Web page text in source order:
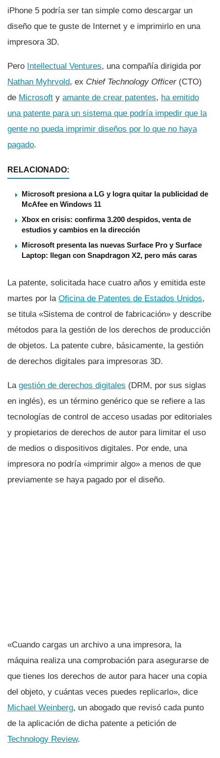
iPhone 5 podrí­a ser tan simple como descargar un
diseño que te guste de Internet y e imprimirlo en una
impresora 3D.
Pero Intellectual Ventures, una compañí­a dirigida por
Nathan Myhrvold, ex Chief Technology Officer(CTO)
de Microsoft y amante de crear patentes, ha emitido
una patente para un sistema que podrí­a impedir que la
gente no pueda imprimir diseños por lo que no haya
pagado.
RELACIONADO:
Microsoft presiona a LG y logra quitar la publicidad de
McAfee en Windows 11
Xbox en crisis: confirma 3.200 despidos, venta de
estudios y cambios en la dirección
Microsoft presenta las nuevas Surface Pro y Surface
Laptop: llegan con Snapdragon X2, pero más caras
La patente, solicitada hace cuatro años y emitida este
martes por la Oficina de Patentes de Estados Unidos,
se titula «Sistema de control de fabricación» y describe
métodos para la gestión de los derechos de producción
de objetos. La patente cubre, básicamente, la gestión
de derechos digitales para impresoras 3D.
La gestión de derechos digitales (DRM, por sus siglas
en inglés), es un término genérico que se refiere a las
tecnologí­as de control de acceso usadas por editoriales
y propietarios de derechos de autor para limitar el uso
de medios o dispositivos digitales. Por ende, una
impresora no podrí­a «imprimir algo» a menos de que
previamente se haya pagado por el diseño.
«Cuando cargas un archivo a una impresora, la
máquina realiza una comprobación para asegurarse de
que tienes los derechos de autor para hacer una copia
del objeto, y cuántas veces puedes replicarlo», dice
Michael Weinberg, un abogado que revisó cada punto
de la aplicación de dicha patente a petición de
Technology Review.